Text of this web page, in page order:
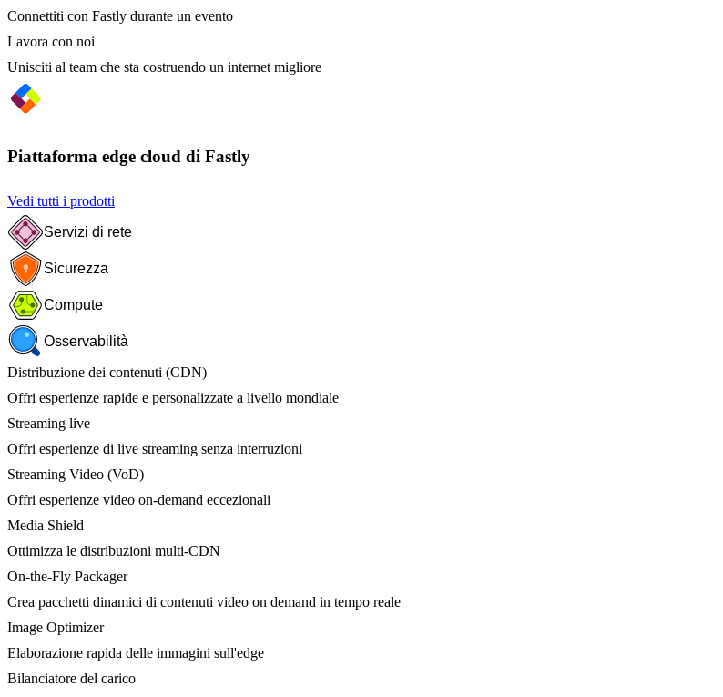
Connettiti con Fastly durante un evento
Lavora con noi
Unisciti al team che sta costruendo un internet migliore
Piattaforma edge cloud di Fastly
Vedi tutti i prodotti
Servizi di rete
Sicurezza
Compute
Osservabilità
Distribuzione dei contenuti (CDN)
Offri esperienze rapide e personalizzate a livello mondiale
Streaming live
Offri esperienze di live streaming senza interruzioni
Streaming Video (VoD)
Offri esperienze video on-demand eccezionali
Media Shield
Ottimizza le distribuzioni multi-CDN
On-the-Fly Packager
Crea pacchetti dinamici di contenuti video on demand in tempo reale
Image Optimizer
Elaborazione rapida delle immagini sull'edge
Bilanciatore del carico